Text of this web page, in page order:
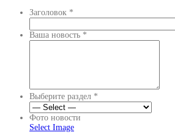
Заголовок *
Ваша новость *
Выберите раздел *
Фото новости
Select Image